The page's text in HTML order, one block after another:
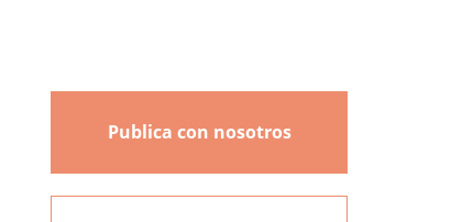
Publica con nosotros